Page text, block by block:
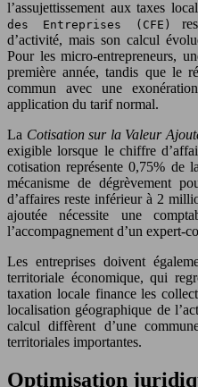
l’assujettissement aux taxes
des Entreprises (CFE)
d’activité, mais son calcul
Pour les micro-entrepreneurs,
première année, tandis que le
commun avec une
application du tarif normal.
La Cotisation sur la Valeur
exigible lorsque le chiffre
cotisation représente 0,75% de
mécanisme de dégrèvement
d’affaires reste inférieur à 2
ajoutée nécessite une
l’accompagnement d’un expert-
Les entreprises doivent
territoriale économique, qui
taxation locale finance les
localisation géographique de
calcul diffèrent d’une
territoriales importantes.
Optimisation